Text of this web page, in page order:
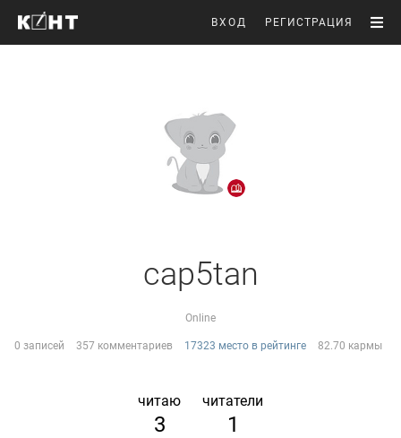
ВХОД РЕГИСТРАЦИЯ
cap5tan
Online
0 записей 357 комментариев 17323 место в рейтинге 82.70 кармы
читаю
3
читатели
1